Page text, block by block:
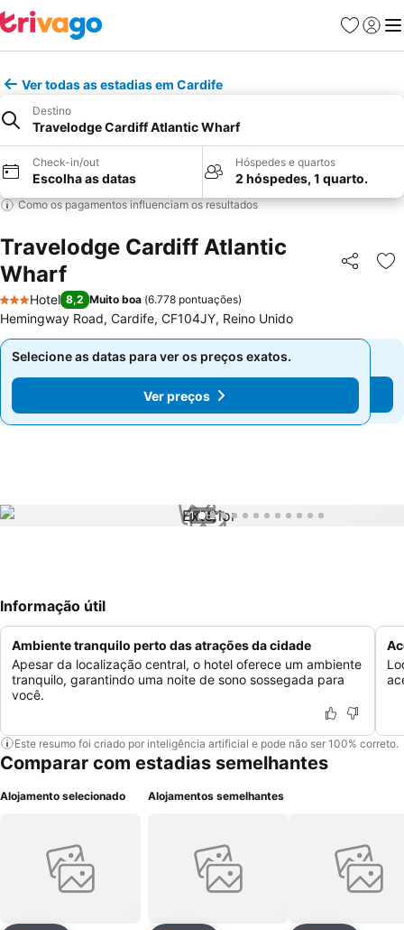
Favoritos
Iniciar
Ver todas as estadias em Cardife
Destino
Travelodge Cardiff Atlantic Wharf
Check-in/out
Escolha as datas
Hóspedes e quartos
2 hóspedes, 1 quarto.
Como os pagamentos influenciam os resultados
Travelodge Cardiff Atlantic
Wharf
Partilhar
3 Estrelas
Hotel 8,2 Muito boa (6.778 pontuações)
Hemingway Road, Cardife, CF104JY, Reino Unido
Selecione as datas para ver os preços exatos.
Ver preços
Selecione as datas para ver os preços exatos.
Ver preços
1 / 12
Informação útil
Ambiente tranquilo perto das atrações da cidade
Apesar da localização central, o hotel oferece um ambiente
tranquilo, garantindo uma noite de sono sossegada para
você.
Este resumo foi criado por inteligência artificial e pode não ser 100% correto.
Comparar com estadias semelhantes
Alojamento selecionado Alojamentos semelhantes